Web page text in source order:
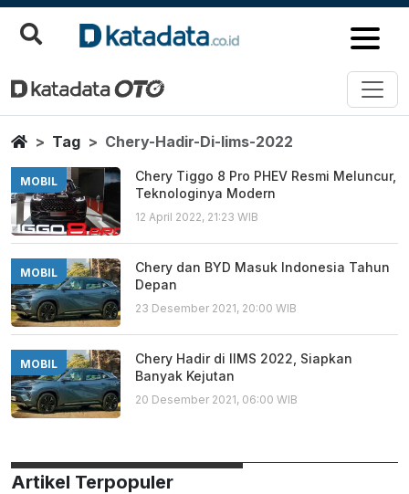
Chery Hadir Di Iims 2022
Berita Terbaru
HomeTag Chery-Hadir-Di-Iims-2022
MOBIL
Chery Tiggo 8 Pro PHEV Resmi Meluncur,
Teknologinya Modern
12 April 2022, 21:23 WIB
MOBIL
Chery dan BYD Masuk Indonesia Tahun
Depan
23 Desember 2021, 20:00 WIB
MOBIL
Chery Hadir di IIMS 2022, Siapkan
Banyak Kejutan
20 Desember 2021, 06:00 WIB
Artikel Terpopuler